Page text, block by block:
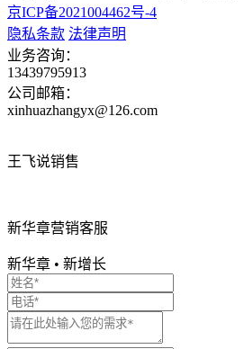
京ICP备2021004462号-4
隐私条款 法律声明
业务咨询：
13439795913
公司邮箱：
xinhuazhangyx@126.com
王飞说销售
新华章营销客服
新华章 • 新增长